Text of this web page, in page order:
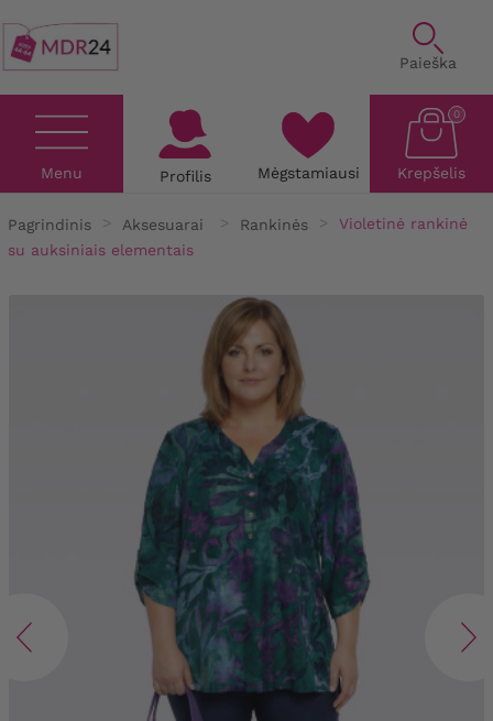
Paieška
Menu Profilis Mėgstamiausi Krepšelis
0
Pagrindinis Aksesuarai Rankinės
Violetinė rankinė
su auksiniais elementais